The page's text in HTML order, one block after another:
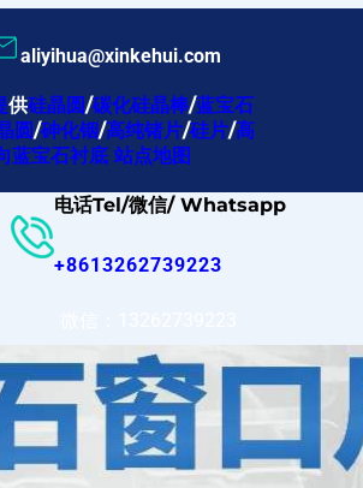
aliyihua@xinkehui.com
供硅晶圆/碳化硅晶棒/蓝宝石
圆/砷化铟/高纯锗片/硅片/高
蓝宝石衬底 站点地图
电话Tel/微信/ Whatsapp
+8613262739223